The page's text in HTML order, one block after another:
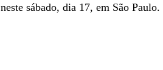
sábado, dia 17, em São